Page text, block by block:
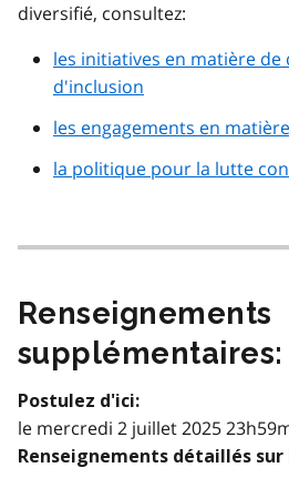
diversifié, consultez:
les initiatives en matière
d'inclusion
les engagements en
la politique pour la lutte
Renseignements
supplémentaires:
Postulez d'ici:
le mercredi 2 juillet 2025
Renseignements détaillés sur